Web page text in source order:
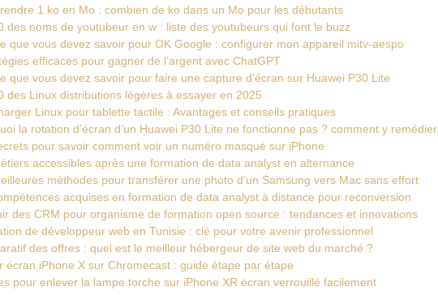
1 ko en Mo : combien de ko dans un Mo pour les débutants
des noms de youtubeur en w : liste des youtubeurs qui font le buzz
que vous devez savoir pour OK Google : configurer mon appareil mitv-aespo
efficaces pour gagner de l’argent avec ChatGPT
que vous devez savoir pour faire une capture d’écran sur Huawei P30 Lite
des Linux distributions légères à essayer en 2025
Linux pour tablette tactile : Avantages et conseils pratiques
la rotation d’écran d’un Huawei P30 Lite ne fonctionne pas ? comment y remédier
pour savoir comment voir un numéro masqué sur iPhone
accessibles après une formation de data analyst en alternance
méthodes pour transférer une photo d’un Samsung vers Mac sans effort
acquises en formation de data analyst à distance pour reconversion
des CRM pour organisme de formation open source : tendances et innovations
de développeur web en Tunisie : clé pour votre avenir professionnel
des offres : quel est le meilleur hébergeur de site web du marché ?
écran iPhone X sur Chromecast : guide étape par étape
pour enlever la lampe torche sur iPhone XR écran verrouillé facilement